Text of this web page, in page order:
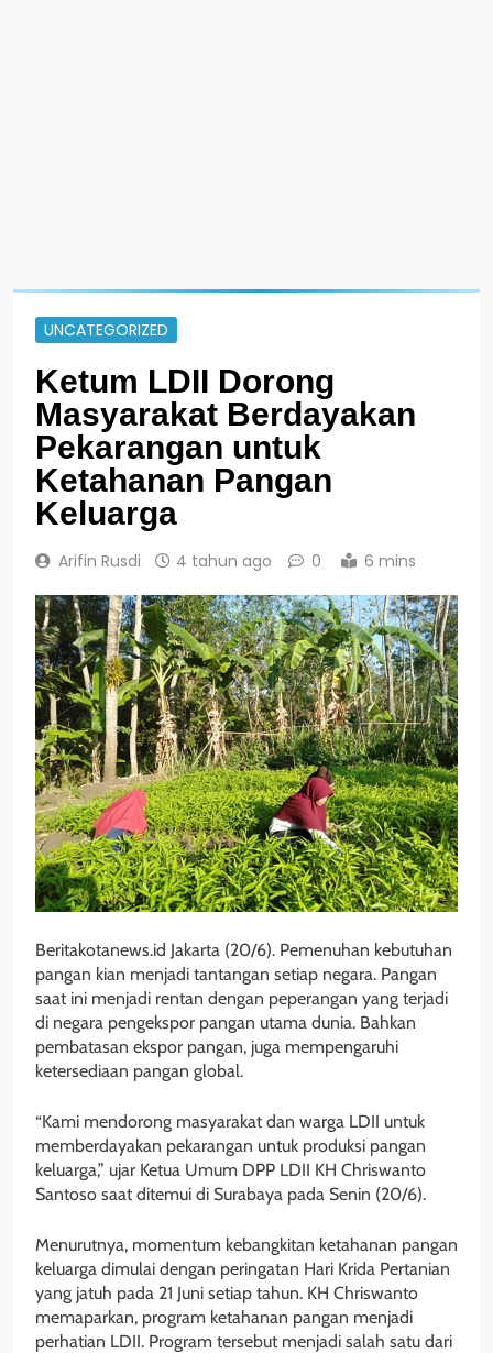
UNCATEGORIZED
Ketum LDII Dorong
Masyarakat Berdayakan
Pekarangan untuk
Ketahanan Pangan
Keluarga
Arifin Rusdi 4 tahun ago 0 6 mins
Beritakotanews.id Jakarta (20/6). Pemenuhan kebutuhan
pangan kian menjadi tantangan setiap negara. Pangan
saat ini menjadi rentan dengan peperangan yang terjadi
di negara pengekspor pangan utama dunia. Bahkan
pembatasan ekspor pangan, juga mempengaruhi
ketersediaan pangan global.
“Kami mendorong masyarakat dan warga LDII untuk
memberdayakan pekarangan untuk produksi pangan
keluarga,” ujar Ketua Umum DPP LDII KH Chriswanto
Santoso saat ditemui di Surabaya pada Senin (20/6).
Menurutnya, momentum kebangkitan ketahanan pangan
keluarga dimulai dengan peringatan Hari Krida Pertanian
yang jatuh pada 21 Juni setiap tahun. KH Chriswanto
memaparkan, program ketahanan pangan menjadi
perhatian LDII. Program tersebut menjadi salah satu dari